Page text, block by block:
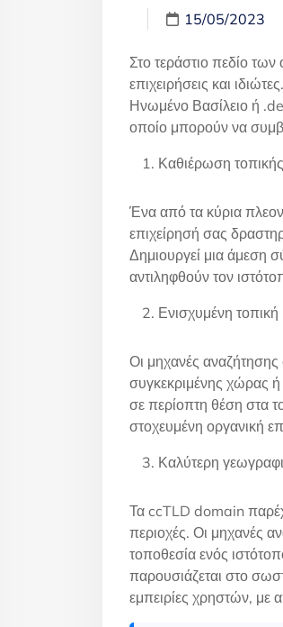
15/05/2023
Στο τεράστιο πεδίο
επιχειρήσεις και
Ηνωμένο Βασίλειο ή
οποίο μπορούν να
Καθιέρωση
Ένα από τα κύρια
επιχείρησή σας
Δημιουργεί μια άμεση
αντιληφθούν τον
Ενισχυμένη
Οι μηχανές
συγκεκριμένης χώρας ή
σε περίοπτη θέση στα
στοχευμένη οργανική
Καλύτερη
Τα ccTLD domain
περιοχές. Οι μηχανές
τοποθεσία ενός
παρουσιάζεται στο
εμπειρίες χρηστών, με